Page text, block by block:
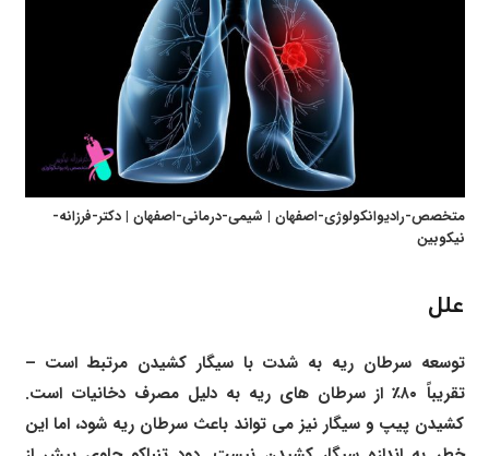
متخصص-رادیوانکولوژی-اصفهان | شیمی-درمانی-اصفهان | دکتر-فرزانه-
نیکوبین
علل
توسعه سرطان ریه به شدت با سیگار کشیدن مرتبط است –
تقریباً ۸۰٪ از سرطان های ریه به دلیل مصرف دخانیات است.
کشیدن پیپ و سیگار نیز می تواند باعث سرطان ریه شود، اما این